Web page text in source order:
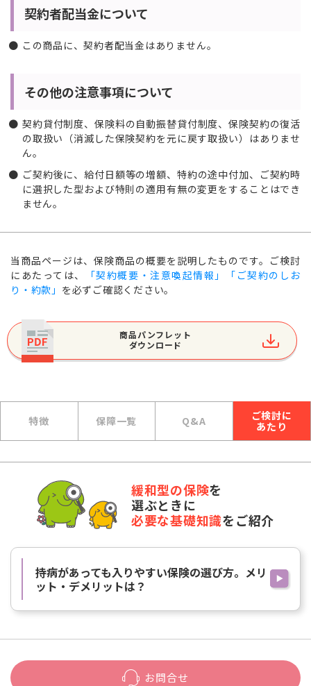
契約者配当金について
この商品に、契約者配当金はありません。
その他の注意事項について
契約貸付制度、保険料の自動振替貸付制度、保険契約の復活
の取扱い（消滅した保険契約を元に戻す取扱い）はありませ
ん。
ご契約後に、給付日額等の増額、特約の途中付加、ご契約時
に選択した型および特則の適用有無の変更をすることはでき
ません。
当商品ページは、保険商品の概要を説明したものです。ご検討
にあたっては、
「契約概要・注意喚起情報」「ご契約のしお
り・約款」 を必ずご確認ください。
商品パンフレット
ダウンロード
特徴 保障一覧 Q&A
ご検討に
あたり
緩和型の保険を
選ぶときに
必要な基礎知識をご紹介
持病があっても入りやすい保険の選び方。メリ
ット・デメリットは？
お問合せ